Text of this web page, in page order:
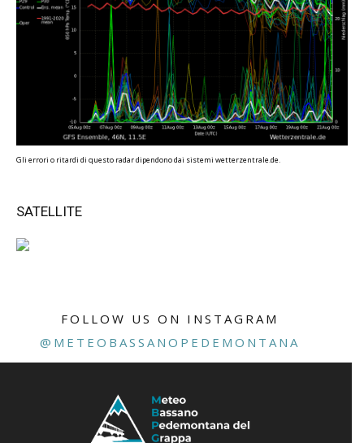
Gli errori o ritardi di questo radar dipendono dai sistemi wetterzentrale.de.
SATELLITE
FOLLOW US ON INSTAGRAM
@METEOBASSANOPEDEMONTANA